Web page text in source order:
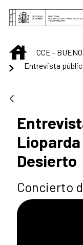
Saltar al contenido
INICIO
CCE -
Lioparda
Desierto
Concierto